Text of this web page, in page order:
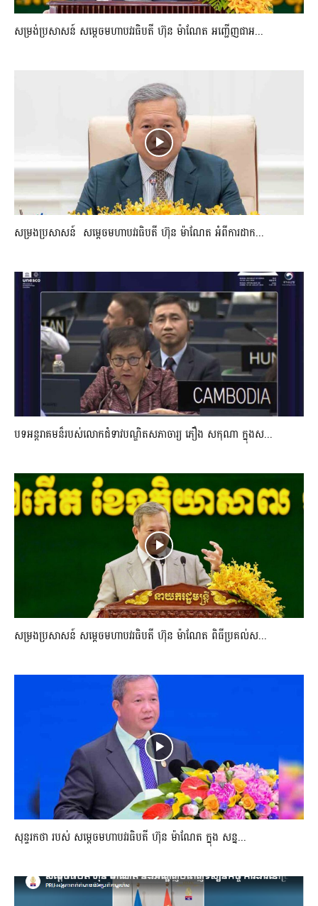
សម្រង់ប្រសាសន៍ សម្ដេចមហាបវរធិបតី ហ៊ុន ម៉ាណែត អញ្ជើញជាអ...
សម្រងប្រសាសន៍ សម្ដេចមហាបវរធិបតី ហ៊ុន ម៉ាណែត អំពីការដាក...
បទអន្តរាគមន៏របស់លោកជំទាវបណ្ឌិតសភាចារ្យ ភឿង សកុណា ក្នុងស...
សម្រងប្រសាសន៍ សម្ដេចមហាបវរធិបតី ហ៊ុន ម៉ាណែត ពិធីប្រគល់ស...
សុន្ទរកថា របស់ សម្ដេចមហាបវរធិបតី ហ៊ុន ម៉ាណែត ក្នុង សន្ន...